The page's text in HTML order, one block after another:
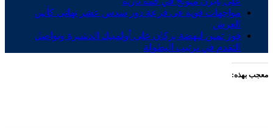
مواجهات قوية في قرعة دور سدس عشر نهائي كأس
العرش
فوز ثمين لنهضة بركان على أولمبيك الدشيرة وتواصل
التقدم في ترتيب البطولة
معجب بهذه: